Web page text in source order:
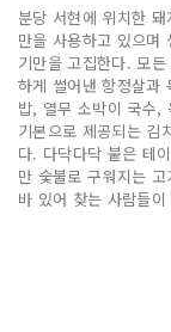
분당 서현에 위치한
만을 사용하고 있으며
기만을 고집한다. 모
하게 썰어낸 항정살과
밥, 열무 소박이 국수,
기본으로 제공되는 김
다. 다닥다닥 붙은 테
만 숯불로 구워지는
바 있어 찾는 사람들이